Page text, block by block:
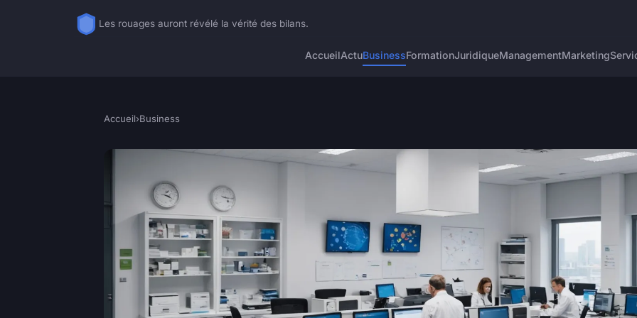
Les rouages auront révélé la vérité des bilans.
AccueilActuBusinessFormationJuridiqueManagementMarketing
Accueil›Business